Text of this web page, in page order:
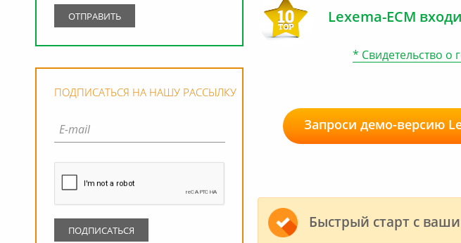
ПОДПИСАТЬСЯ НА НАШУ РАССЫЛКУ
Lexema-ECM
* Свидетельство о
Запроси демо-версию
Быстрый старт с